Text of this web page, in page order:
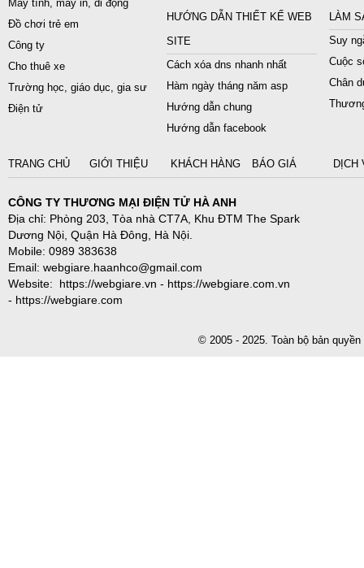
Máy tính, máy in, di động
Đồ chơi trẻ em
Công ty
Cho thuê xe
Trường học, giáo dục, gia sư
Điện tử
HƯỚNG DẪN THIẾT KẾ WEB
SITE
Cách xóa dns nhanh nhất
Hàm ngày tháng năm asp
Hướng dẫn chung
Hướng dẫn facebook
LÀM
Suy
Cuộc
Chân
TRANG CHỦ GIỚI THIỆU KHÁCH HÀNG BÁO GIÁ DỊCH
CÔNG TY THƯƠNG MẠI ĐIỆN TỬ HÀ ANH
Địa chỉ: Phòng 203, Tòa nhà CT7A, Khu ĐTM The Spark
Dương Nội, Quận Hà Đông, Hà Nội.
Mobile: 0989 383638
Email: webgiare.haanhco@gmail.com
Website: https://webgiare.vn - https://webgiare.com.vn
- https://webgiare.com
© 2005 - 2025. Toàn bộ bản